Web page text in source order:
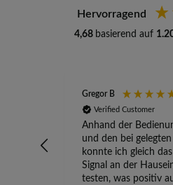
Hervorragend
4,68 basierend auf
Gregor B
Verified Customer
Anhand der
und den bei
konnte ich gleich
Signal an der
testen, was positiv